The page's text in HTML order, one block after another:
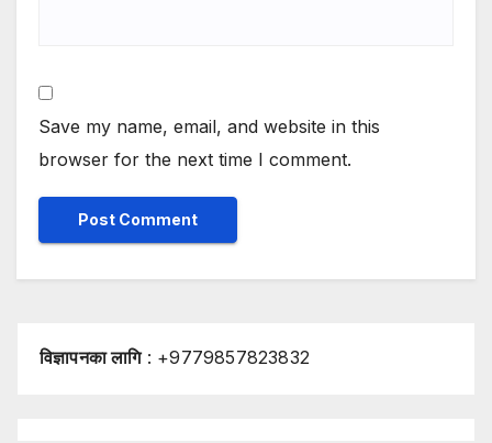
Save my name, email, and website in this
browser for the next time I comment.
विज्ञापनका लागि: +9779857823832